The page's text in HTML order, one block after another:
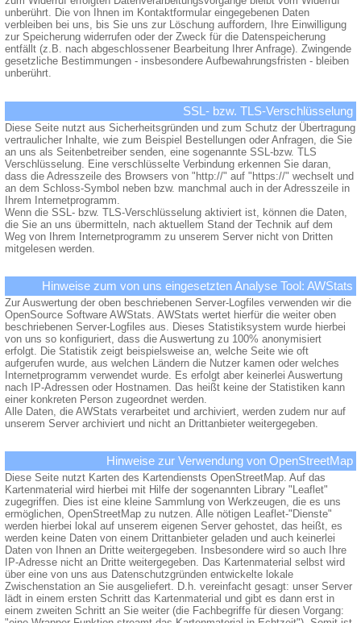
unberührt. Die von Ihnen im Kontaktformular eingegebenen Daten
verbleiben bei uns, bis Sie uns zur Löschung auffordern, Ihre Einwilligung
zur Speicherung widerrufen oder der Zweck für die Datenspeicherung
entfällt (z.B. nach abgeschlossener Bearbeitung Ihrer Anfrage). Zwingende
gesetzliche Bestimmungen - insbesondere Aufbewahrungsfristen - bleiben
unberührt.
SSL- bzw. TLS-Verschlüsselung
Diese Seite nutzt aus Sicherheitsgründen und zum Schutz der Übertragung
vertraulicher Inhalte, wie zum Beispiel Bestellungen oder Anfragen, die Sie
an uns als Seitenbetreiber senden, eine sogenannte SSL-bzw. TLS
Verschlüsselung. Eine verschlüsselte Verbindung erkennen Sie daran,
dass die Adresszeile des Browsers von "http://" auf "https://" wechselt und
an dem Schloss-Symbol neben bzw. manchmal auch in der Adresszeile in
Ihrem Internetprogramm.
Wenn die SSL- bzw. TLS-Verschlüsselung aktiviert ist, können die Daten,
die Sie an uns übermitteln, nach aktuellem Stand der Technik auf dem
Weg von Ihrem Internetprogramm zu unserem Server nicht von Dritten
mitgelesen werden.
Hinweise zum von uns eingesetzten Analyse Tool: AWStats
Zur Auswertung der oben beschriebenen Server-Logfiles verwenden wir die
OpenSource Software AWStats. AWStats wertet hierfür die weiter oben
beschriebenen Server-Logfiles aus. Dieses Statistiksystem wurde hierbei
von uns so konfiguriert, dass die Auswertung zu 100% anonymisiert
erfolgt. Die Statistik zeigt beispielsweise an, welche Seite wie oft
aufgerufen wurde, aus welchen Ländern die Nutzer kamen oder welches
Internetprogramm verwendet wurde. Es erfolgt aber keinerlei Auswertung
nach IP-Adressen oder Hostnamen. Das heißt keine der Statistiken kann
einer konkreten Person zugeordnet werden.
Alle Daten, die AWStats verarbeitet und archiviert, werden zudem nur auf
unserem Server archiviert und nicht an Drittanbieter weitergegeben.
Hinweise zur Verwendung von OpenStreetMap
Diese Seite nutzt Karten des Kartendiensts OpenStreetMap. Auf das
Kartenmaterial wird hierbei mit Hilfe der sogenannten Library "Leaflet"
zugegriffen. Dies ist eine kleine Sammlung von Werkzeugen, die es uns
ermöglichen, OpenStreetMap zu nutzen. Alle nötigen Leaflet-"Dienste"
werden hierbei lokal auf unserem eigenen Server gehostet, das heißt, es
werden keine Daten von einem Drittanbieter geladen und auch keinerlei
Daten von Ihnen an Dritte weitergegeben. Insbesondere wird so auch Ihre
IP-Adresse nicht an Dritte weitergegeben. Das Kartenmaterial selbst wird
über eine von uns aus Datenschutzgründen entwickelte lokale
Zwischenstation an Sie ausgeliefert. D.h. vereinfacht gesagt: unser Server
lädt in einem ersten Schritt das Kartenmaterial und gibt es dann erst in
einem zweiten Schritt an Sie weiter (die Fachbegriffe für diesen Vorgang: